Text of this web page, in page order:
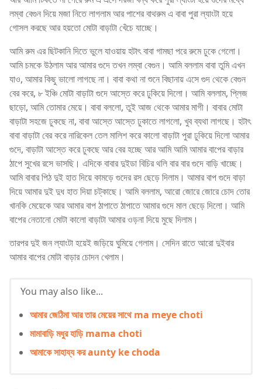
লম্বা বেগুন দিয়ে মজা নিতে লাগলাম আর পাশের বাথরুম এ বাবা পুরা ল্যাংটা হয়ে
গোসল করছে আর হয়তো মোটা বাড়াটা খেঁচে যাচ্ছে।
আমি রুম এর ছিটকানি দিতে ভুলে যাওয়ায় হটাৎ বাবা গামছা পরে রুমে ঢুকে গেলো।
আমি চমকে উঠলাম আর আমার গুদে তখন লম্বা বেগুন। আমি বললাম বাবা তুমি এখন
যাও, আমার কিছু ভালো লাগছে না। বাবা কথা না শুনে বিছানায় এসে গুদ থেকে বেগুন
বের করে, ৮ ইঞ্চি মোটা বাড়াটা গুদে আস্তে করে ঢুকিয়ে দিলো। আমি বললাম, প্লিজ
ছাড়ো, আমি তোমার মেয়ে। বাবা বললো, তুই আজ থেকে আমার মাগী। বাবার মোটা
বাড়াটা সহজে ঢুকছে না, বাবা আস্তে আস্তে ঢুকাতে লাগলো, খুব ব্যথা লাগছে। হটাৎ
বাবা বাড়াটা বের করে নারিকেল তেল মালিশ করে কালো বাড়াটা পুরা ঢুকিয়ে দিলো আমার
গুদে, বাড়াটা আস্তে করে ঢুকছে আর বের হচ্ছে আর আমি আমি আমার বাপের বাড়ার
ঠাপে সুখের রসে ভাসছি। এদিকে বাবার দুইডা বিচির থলি বার বার গুদে বাড়ি খাচ্ছে।
আমি বাবার পিঠ দুই হাত দিয়ে কামড়ে গুদের রস ছেড়ে দিলাম। আমার বাপ গুদে বাড়া
দিয়ে আমার দুই দুধ হাত দিয়া চট্কাছে। আমি বললাম, আরো জোরে জোরে চোদ তোর
খানকি মেয়েকে আর আমার বাপ ঠাপাতে ঠাপাতে আমার গুদে মাল ছেড়ে দিলো। আমি
বাপের নেতানো মোটা কালো বাড়াটা আমার ওড়না দিয়ে মুছে দিলাম।
তারপর দুই জন ল্যাংটা হয়েই জড়িয়ে ঘুমিয়ে গেলাম। সেদিন রাতে আরো দুইবার
আমার বাপের মোটা বাড়ার চোদন খেলাম।
You may also like...
আমার জেঠিমা আর তার মেয়ের সাথে ma meye choti
মামাবাড়ি মধুর হাড়ি mama choti
আমাকে সাহায্য কর aunty ke choda